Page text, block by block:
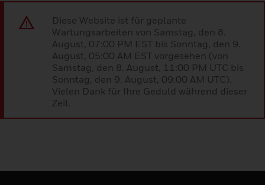
Diese Website ist für geplante
Wartungsarbeiten von Samstag, den 8.
August, 07:00 PM EST bis Sonntag, den 9.
August, 05:00 AM EST vorgesehen (von
Samstag, den 8. August, 11:00 PM UTC bis
Sonntag, den 9. August, 09:00 AM UTC).
Vielen Dank für Ihre Geduld während dieser
Zeit.